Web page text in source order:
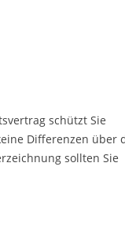
schützt Sie
Differenzen über
sollten Sie